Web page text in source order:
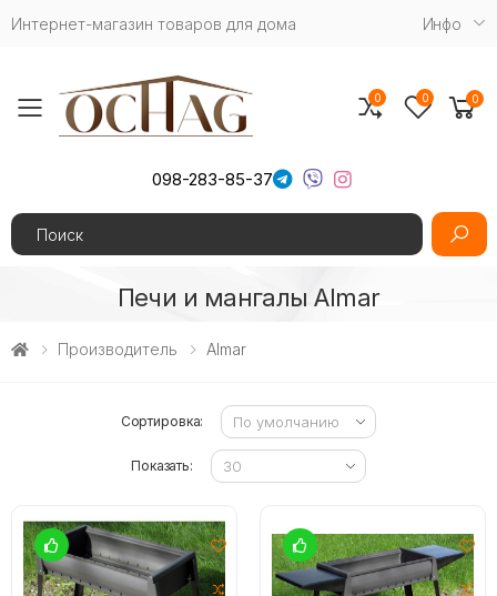
Интернет-магазин товаров для дома Инфо
Toggle mobile menu
098-283-85-37
Search
0 0 0
Печи и мангалы Almar
Производитель Almar
Сортировка:
Показать: